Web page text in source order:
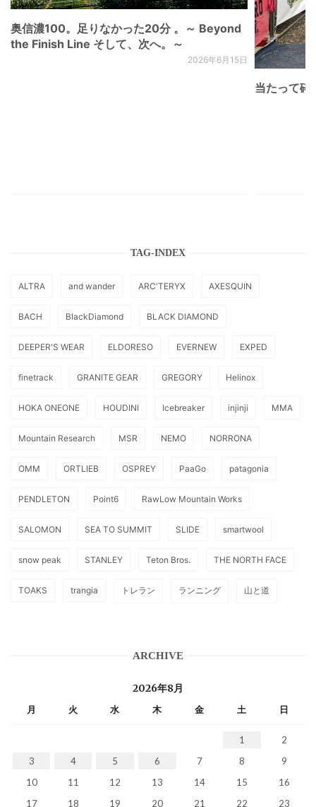
奥信濃100。足りなかった20分 。～ Beyond
the Finish Line そして、次へ。～
2026年6月15日
当たって砕
TAG-INDEX
ALTRA and wander ARC'TERYX AXESQUIN
BACH BlackDiamond BLACK DIAMOND
DEEPER'S WEAR ELDORESO EVERNEW EXPED
finetrack GRANITE GEAR GREGORY Helinox
HOKA ONEONE HOUDINI Icebreaker injinji MMA
Mountain Research MSR NEMO NORRONA
OMM ORTLIEB OSPREY PaaGo patagonia
PENDLETON Point6 RawLow Mountain Works
SALOMON SEA TO SUMMIT SLIDE smartwool
snow peak STANLEY Teton Bros. THE NORTH FACE
TOAKS trangia トレラン ランニング 山と道
ARCHIVE
2026年8月
月 火 水 木 金 土 日
1
2
3
4 5 6 7 8
9
10
11 12 13 14 15
16
17
18 19 20 21 22 23